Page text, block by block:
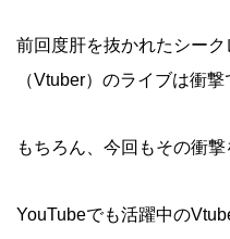
前回度肝を抜かれたシー
（Vtuber）のライブは衝撃
もちろん、今回もその衝
YouTubeでも活躍中の